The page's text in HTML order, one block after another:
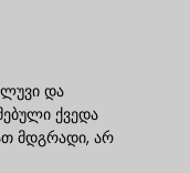
და
ქვედა
მდგრადი, არ